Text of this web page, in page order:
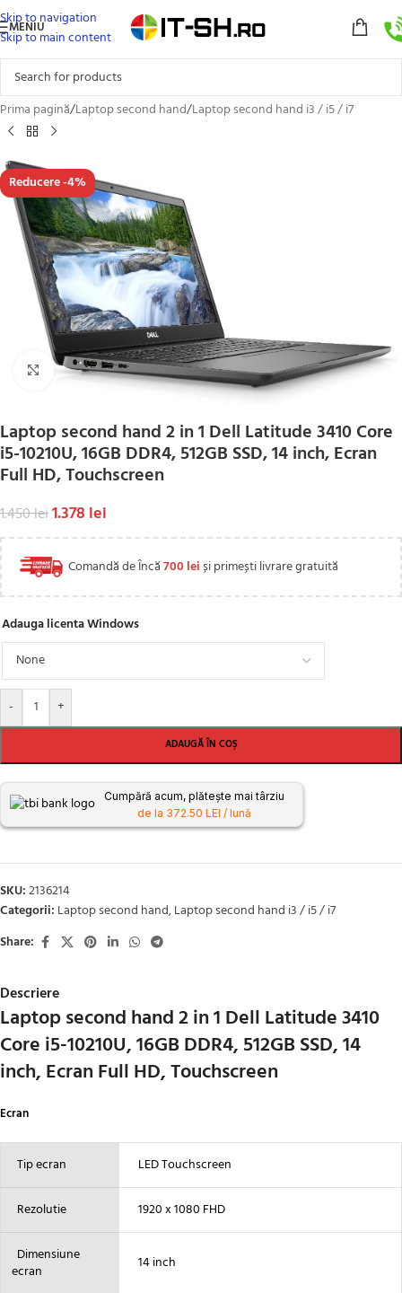
Skip to navigation
Skip to main content
MENIU
Prima pagină/Laptop second hand/Laptop second hand i3 / i5 / i7
Reducere -4%
Click to enlarge
Laptop second hand 2 in 1 Dell Latitude 3410 Core
i5-10210U, 16GB DDR4, 512GB SSD, 14 inch, Ecran
Full HD, Touchscreen
1.450lei1.378 lei
Comandă de Încă700 leiși primești livrare gratuită
Adauga licenta Windows
- +
ADAUGĂ ÎN COȘ
Cumpără acum, plătește mai târziu
de la 372.50 LEI / lună
SKU:2136214
Categorii: Laptop second hand,Laptop second hand i3 / i5 / i7
Share:
Descriere
Laptop second hand 2 in 1 Dell Latitude 3410
Core i5-10210U, 16GB DDR4, 512GB SSD, 14
inch, Ecran Full HD, Touchscreen
Ecran
Tip ecran LED Touchscreen
Rezolutie 1920 x 1080 FHD
Dimensiune
ecran
14 inch